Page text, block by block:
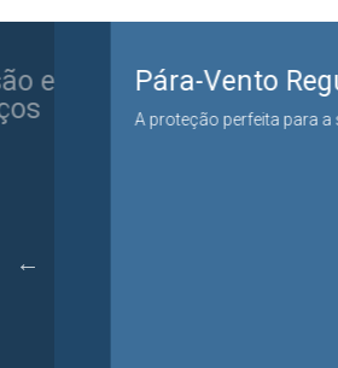
Pára-Vento Regulável
A proteção perfeita para a sua esplanada